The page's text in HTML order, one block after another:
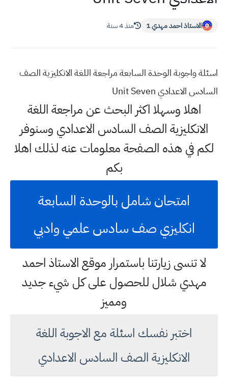
الاستاذ احمد مهدي 1 منذ 4 سنة
اسئلة واجوبة الوحدة السابعة مراجعة اللغة الانكليزية الصف
السادس الاعدادي Unit Seven
اهلا وسهلا اكثر البحث عن مراجعة اللغة
الانكليزية الصف السادس الاعدادي وسنوفر
لكم في هذه الصفحة معلومات عنه لذلك اهلا
بكم
امتحان شامل بالوحدة السابعة
انكليزي صف سادس علمي وادبي
لا تنسى زيارتنا باستمرار موقع الاستاذ احمد
مهدي شلال للحصول على كل شيء جديد
ومميز
اختبر نفسك اسئلة مع الاجوبة اللغة
الانكليزية الصف السادس الاعدادي